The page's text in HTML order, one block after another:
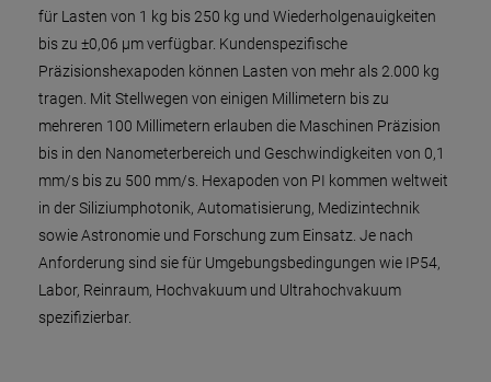
für Lasten von 1 kg bis 250 kg und Wiederholgenauigkeiten
bis zu ±0,06 µm verfügbar. Kundenspezifische
Präzisionshexapoden können Lasten von mehr als 2.000 kg
tragen. Mit Stellwegen von einigen Millimetern bis zu
mehreren 100 Millimetern erlauben die Maschinen Präzision
bis in den Nanometerbereich und Geschwindigkeiten von 0,1
mm/s bis zu 500 mm/s. Hexapoden von PI kommen weltweit
in der Siliziumphotonik, Automatisierung, Medizintechnik
sowie Astronomie und Forschung zum Einsatz. Je nach
Anforderung sind sie für Umgebungsbedingungen wie IP54,
Labor, Reinraum, Hochvakuum und Ultrahochvakuum
spezifizierbar.